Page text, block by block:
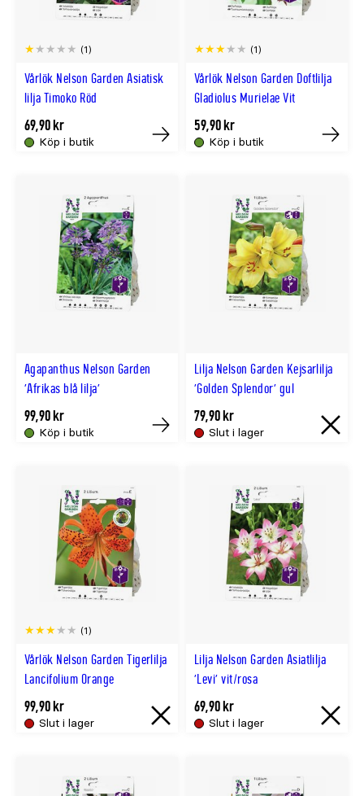
Vårlök Nelson Garden Asiatisk
lilja Timoko Röd
(1)
Köp i butik
69,90 kr
Tillfälligt
Vårlök Nelson Garden Doftlilja
Gladiolus Murielae Vit
(1)
Köp i butik
59,90 kr
Agapanthus Nelson Garden
'Afrikas blå lilja'
Köp i butik
99,90 kr
Tillfälligt
Lilja Nelson Garden Kejsarlilja
'Golden Splendor' gul
Slut i lager
79,90 kr
Slut
Vårlök Nelson Garden Tigerlilja
Lancifolium Orange
(1)
Slut i lager
99,90 kr
Slut
Lilja Nelson Garden Asiatlilja
'Levi' vit/rosa
Slut i lager
69,90 kr
Slut